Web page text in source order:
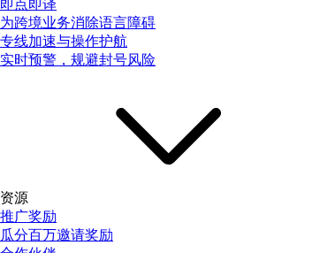
即点即译
为跨境业务消除语言障碍
专线加速与操作护航
实时预警，规避封号风险
资源
推广奖励
瓜分百万邀请奖励